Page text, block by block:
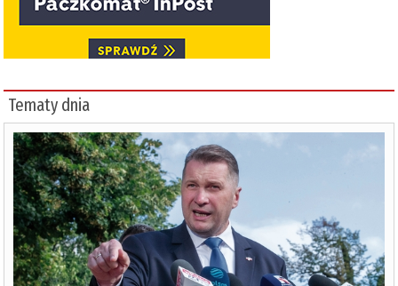
Tematy dnia